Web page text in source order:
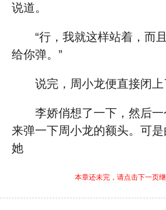
说道。
“行，我就这样站着，而
给你弹。”
说完，周小龙便直接闭上
李娇俏想了一下，然后
来弹一下周小龙的额头。可是
她
本章还未完，请点击下一页